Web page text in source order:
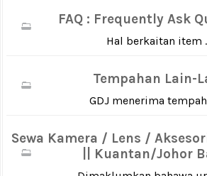
FAQ : Frequently Ask
Hal berkaitan item
Tempahan Lain-
GDJ menerima
Sewa Kamera / Lens /
|| Kuantan/Johor